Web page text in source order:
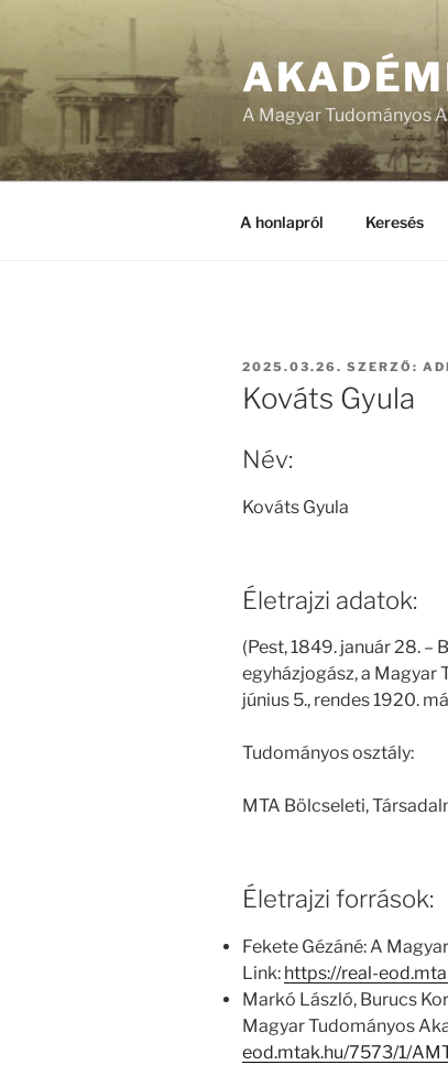
A Magyar Tudományos
A honlapról Keresés
BEKÜLDVE:
2025.03.26. SZERZŐ:
Kováts Gyula
Név:
Kováts Gyula
Életrajzi adatok:
(Pest, 1849. január 28. –
egyházjogász, a Magyar
június 5., rendes 1920.
Tudományos osztály:
MTA Bölcseleti,
Életrajzi források:
Fekete Gézáné: A
Link: https://real-
Markó László, Burucs
Magyar Tudományos
eod.mtak.hu/7573/1/